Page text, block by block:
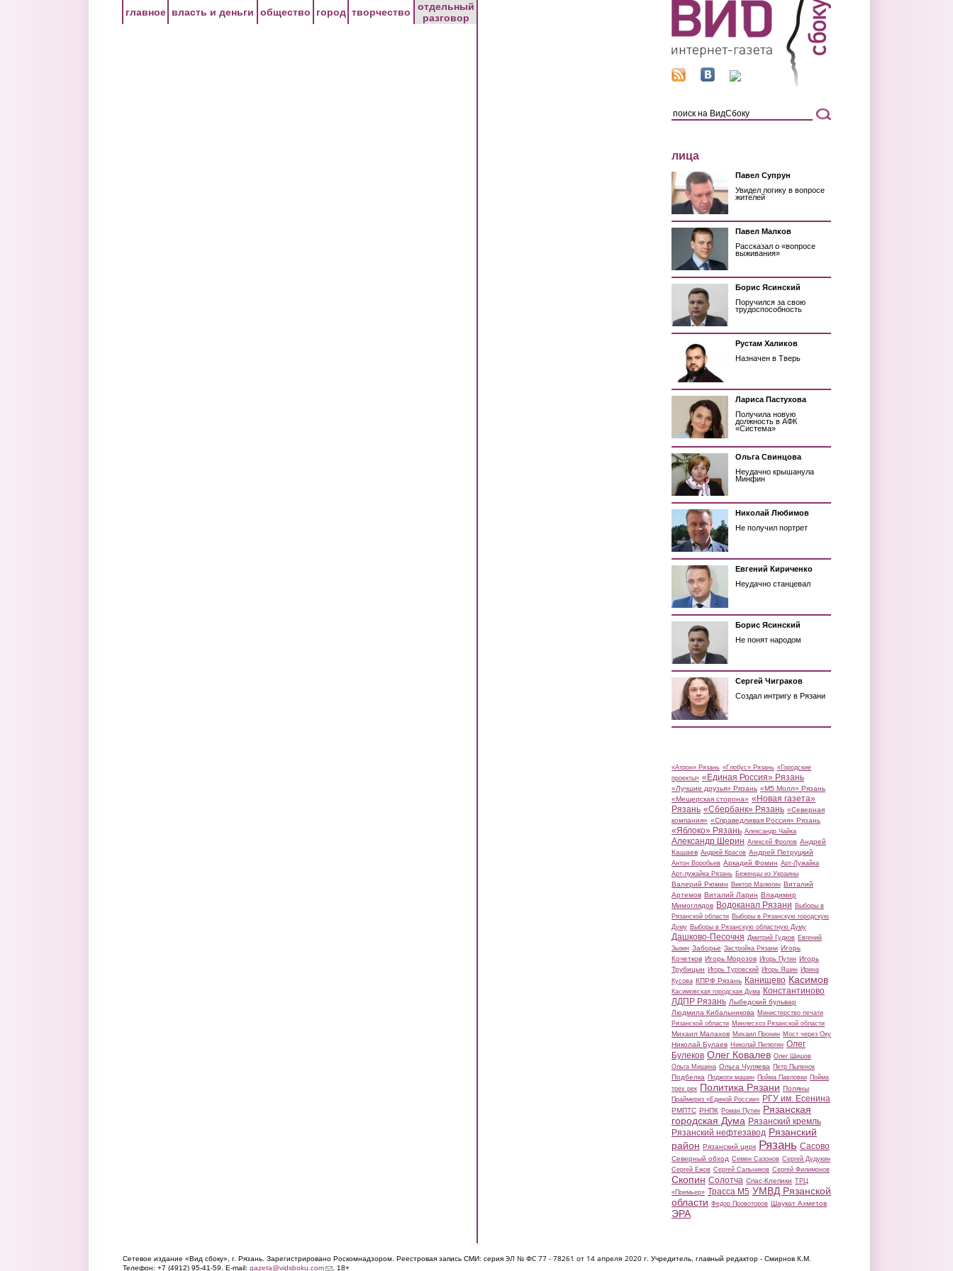
главное власть и деньги общество город творчество
отдельный
разговор
лица
Павел Супрун
Увидел логику в вопросе
жителей
Павел Малков
Рассказал о «вопросе
выживания»
Борис Ясинский
Поручился за свою
трудоспособность
Рустам Халиков
Назначен в Тверь
Лариса Пастухова
Получила новую
должность в АФК
«Система»
Ольга Свинцова
Неудачно крышанула
Минфин
Николай Любимов
Не получил портрет
Евгений Кириченко
Неудачно станцевал
Борис Ясинский
Не понят народом
Сергей Чиграков
Создал интригу в Рязани
«Атрон» Рязань «Глобус» Рязань «Городские
проекты» «Единая Россия» Рязань
«Лучшие друзья» Рязань «М5 Молл» Рязань
«Мещерская сторона» «Новая газета»
Рязань «Сбербанк» Рязань «Северная
компания» «Справедливая Россия» Рязань
«Яблоко» Рязань Александр Чайка
Александр Шерин Алексей Фролов Андрей
Кашаев Андрей Красов Андрей Петруцкий
Антон Воробьев Аркадий Фомин Арт-Лужайка
Арт-лужайка Рязань Беженцы из Украины
Валерий Рюмин Виктор Малюгин Виталий
Артемов Виталий Ларин Владимир
Мимоглядов Водоканал Рязани Выборы в
Рязанской области Выборы в Рязанскую городскую
Думу Выборы в Рязанскую областную Думу
Дашково-Песочня Дмитрий Гудков Евгений
Зызин Заборье Застройка Рязани Игорь
Кочетков Игорь Морозов Игорь Путин Игорь
Трубицын Игорь Туровский Игорь Яшин Ирина
Кусова КПРФ Рязань Канищево Касимов
Касимовская городская Дума Константиново
ЛДПР Рязань Лыбедский бульвар
Людмила Кибальникова Министерство печати
Рязанской области Минлесхоз Рязанской области
Михаил Малахов Михаил Пронин Мост через Оку
Николай Булаев Николай Пилюгин Олег
Булеков Олег Ковалев Олег Шишов
Ольга Мишина Ольга Чуляева Петр Пыленок
Подбелка Поджоги машин Пойма Павловки Пойма
трех рек Политика Рязани Поляны
Праймериз «Единой России» РГУ им. Есенина
РМПТС РНПК Роман Путин Рязанская
городская Дума Рязанский кремль
Рязанский нефтезавод Рязанский
район Рязанский цирк Рязань Сасово
Северный обход Семен Сазонов Сергей Дудукин
Сергей Ежов Сергей Сальников Сергей Филимонов
Скопин Солотча Спас-Клепики ТРЦ
«Премьер» Трасса М5 УМВД Рязанской
области Федор Провоторов Шаукат Ахметов
ЭРА
Сетевое издание «Вид сбоку», г. Рязань. Зарегистрировано Роскомнадзором. Реестровая запись СМИ: серия ЭЛ № ФС 77 - 78261 от 14 апреля 2020 г. Учредитель, главный редактор - Смирнов К.М.
Телефон: +7 (4912) 95-41-59. E-mail: gazeta@vidsboku.com(link sends e-mail)
. 18+